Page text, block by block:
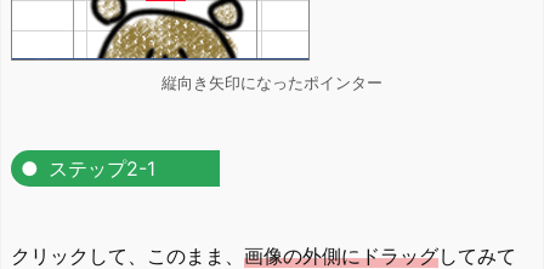
縦向き矢印になったポインター
ステップ2-1
クリックして、このまま、 画像の外側にドラッグしてみて